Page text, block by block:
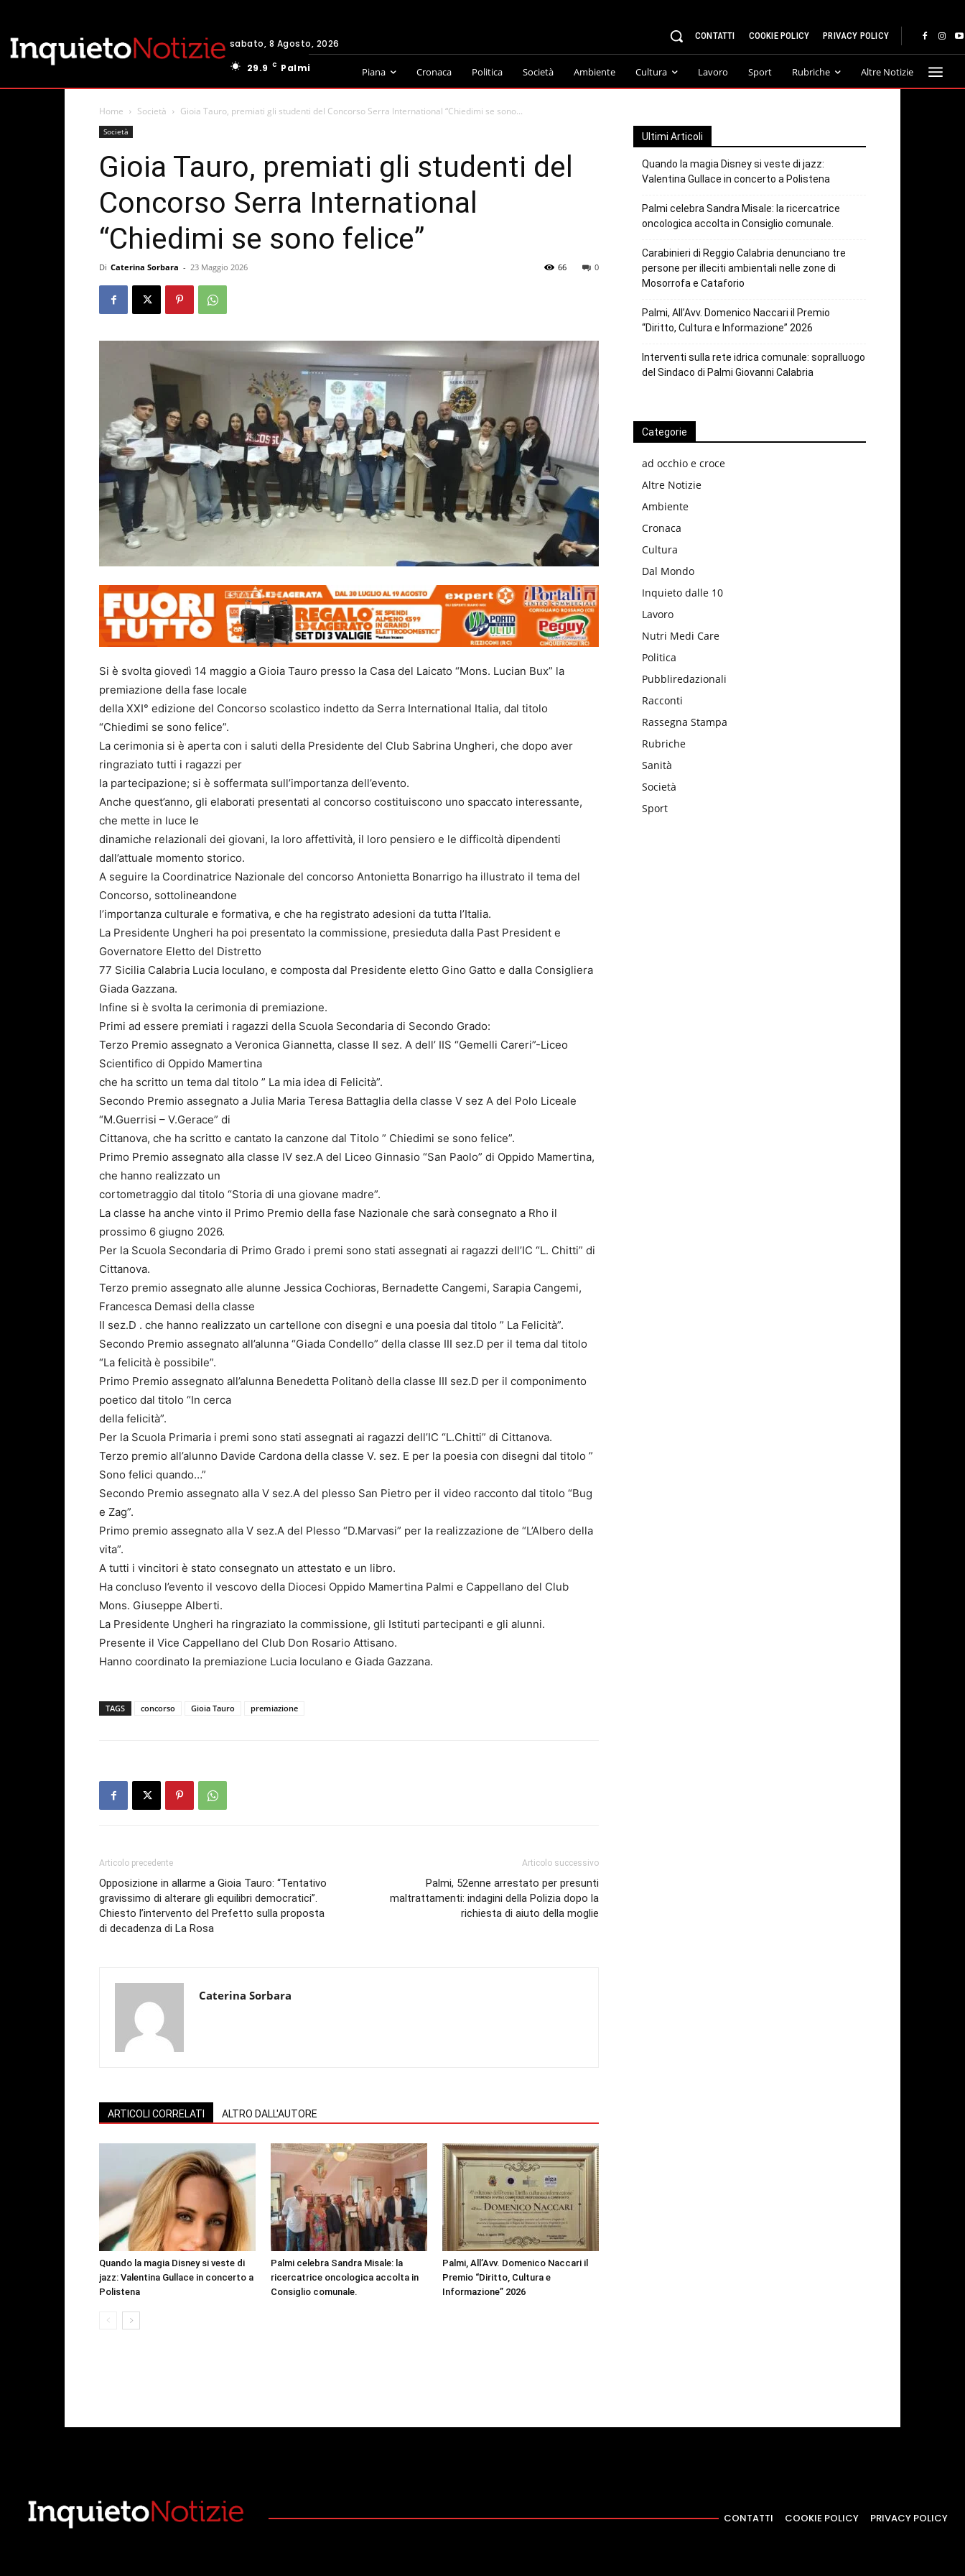
sabato, 8 Agosto, 2026
29.9
C Palmi
CONTATTI COOKIE POLICY PRIVACY POLICY
Piana Cronaca Politica Società Ambiente Cultura Lavoro Sport Rubriche Altre Notizie
Home Società Gioia Tauro, premiati gli studenti del Concorso Serra International “Chiedimi se sono...
Società
Gioia Tauro, premiati gli studenti del
Concorso Serra International
“Chiedimi se sono felice”
Di Caterina Sorbara - 23 Maggio 2026 0
66
Si è svolta giovedì 14 maggio a Gioia Tauro presso la Casa del Laicato “Mons. Lucian Bux” la
premiazione della fase locale
della XXI° edizione del Concorso scolastico indetto da Serra International Italia, dal titolo
“Chiedimi se sono felice”.
La cerimonia si è aperta con i saluti della Presidente del Club Sabrina Ungheri, che dopo aver
ringraziato tutti i ragazzi per
la partecipazione; si è soffermata sull’importanza dell’evento.
Anche quest’anno, gli elaborati presentati al concorso costituiscono uno spaccato interessante,
che mette in luce le
dinamiche relazionali dei giovani, la loro affettività, il loro pensiero e le difficoltà dipendenti
dall’attuale momento storico.
A seguire la Coordinatrice Nazionale del concorso Antonietta Bonarrigo ha illustrato il tema del
Concorso, sottolineandone
l’importanza culturale e formativa, e che ha registrato adesioni da tutta l’Italia.
La Presidente Ungheri ha poi presentato la commissione, presieduta dalla Past President e
Governatore Eletto del Distretto
77 Sicilia Calabria Lucia Ioculano, e composta dal Presidente eletto Gino Gatto e dalla Consigliera
Giada Gazzana.
Infine si è svolta la cerimonia di premiazione.
Primi ad essere premiati i ragazzi della Scuola Secondaria di Secondo Grado:
Terzo Premio assegnato a Veronica Giannetta, classe II sez. A dell’ IIS “Gemelli Careri”-Liceo
Scientifico di Oppido Mamertina
che ha scritto un tema dal titolo ” La mia idea di Felicità”.
Secondo Premio assegnato a Julia Maria Teresa Battaglia della classe V sez A del Polo Liceale
“M.Guerrisi – V.Gerace” di
Cittanova, che ha scritto e cantato la canzone dal Titolo ” Chiedimi se sono felice”.
Primo Premio assegnato alla classe IV sez.A del Liceo Ginnasio “San Paolo” di Oppido Mamertina,
che hanno realizzato un
cortometraggio dal titolo “Storia di una giovane madre”.
La classe ha anche vinto il Primo Premio della fase Nazionale che sarà consegnato a Rho il
prossimo 6 giugno 2026.
Per la Scuola Secondaria di Primo Grado i premi sono stati assegnati ai ragazzi dell’IC “L. Chitti” di
Cittanova.
Terzo premio assegnato alle alunne Jessica Cochioras, Bernadette Cangemi, Sarapia Cangemi,
Francesca Demasi della classe
II sez.D . che hanno realizzato un cartellone con disegni e una poesia dal titolo ” La Felicità”.
Secondo Premio assegnato all’alunna “Giada Condello” della classe III sez.D per il tema dal titolo
“La felicità è possibile”.
Primo Premio assegnato all’alunna Benedetta Politanò della classe III sez.D per il componimento
poetico dal titolo “In cerca
della felicità”.
Per la Scuola Primaria i premi sono stati assegnati ai ragazzi dell’IC “L.Chitti” di Cittanova.
Terzo premio all’alunno Davide Cardona della classe V. sez. E per la poesia con disegni dal titolo ”
Sono felici quando…”
Secondo Premio assegnato alla V sez.A del plesso San Pietro per il video racconto dal titolo “Bug
e Zag”.
Primo premio assegnato alla V sez.A del Plesso “D.Marvasi” per la realizzazione de “L’Albero della
vita”.
A tutti i vincitori è stato consegnato un attestato e un libro.
Ha concluso l’evento il vescovo della Diocesi Oppido Mamertina Palmi e Cappellano del Club
Mons. Giuseppe Alberti.
La Presidente Ungheri ha ringraziato la commissione, gli Istituti partecipanti e gli alunni.
Presente il Vice Cappellano del Club Don Rosario Attisano.
Hanno coordinato la premiazione Lucia Ioculano e Giada Gazzana.
TAGS concorso Gioia Tauro premiazione
Articolo precedente
Opposizione in allarme a Gioia Tauro: “Tentativo
gravissimo di alterare gli equilibri democratici”.
Chiesto l’intervento del Prefetto sulla proposta
di decadenza di La Rosa
Articolo successivo
Palmi, 52enne arrestato per presunti
maltrattamenti: indagini della Polizia dopo la
richiesta di aiuto della moglie
Caterina Sorbara
ARTICOLI CORRELATI ALTRO DALL'AUTORE
Quando la magia Disney si veste di
jazz: Valentina Gullace in concerto a
Polistena
Palmi celebra Sandra Misale: la
ricercatrice oncologica accolta in
Consiglio comunale.
Palmi, All’Avv. Domenico Naccari il
Premio “Diritto, Cultura e
Informazione” 2026
Ultimi Articoli
Quando la magia Disney si veste di jazz:
Valentina Gullace in concerto a Polistena
Palmi celebra Sandra Misale: la ricercatrice
oncologica accolta in Consiglio comunale.
Carabinieri di Reggio Calabria denunciano tre
persone per illeciti ambientali nelle zone di
Mosorrofa e Cataforio
Palmi, All’Avv. Domenico Naccari il Premio
“Diritto, Cultura e Informazione” 2026
Interventi sulla rete idrica comunale: sopralluogo
del Sindaco di Palmi Giovanni Calabria
Categorie
ad occhio e croce
Altre Notizie
Ambiente
Cronaca
Cultura
Dal Mondo
Inquieto dalle 10
Lavoro
Nutri Medi Care
Politica
Pubbliredazionali
Racconti
Rassegna Stampa
Rubriche
Sanità
Società
Sport
CONTATTI COOKIE POLICY PRIVACY POLICY